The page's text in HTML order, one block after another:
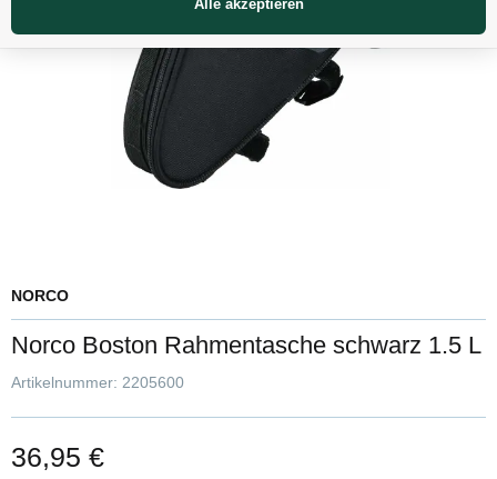
NORCO
Norco Boston Rahmentasche schwarz 1.5 L
Artikelnummer: 2205600
36,95 €
Alle akzeptieren